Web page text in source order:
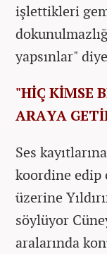
işlettikleri
yapsınlar"
"HİÇ KİMSE
ARAYA
Ses
koordine
üzerine
söylüyor
aralarında